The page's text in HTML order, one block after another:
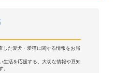
した愛犬・愛猫に関する情報をお届
生活を応援する、大切な情報や豆知